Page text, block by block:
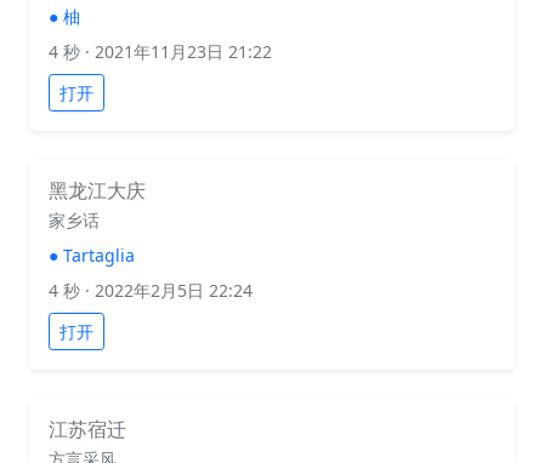
● 柚
4 秒 · 2021年11月23日 21:22
打开
黑龙江大庆
家乡话
● Tartaglia
4 秒 · 2022年2月5日 22:24
打开
江苏宿迁